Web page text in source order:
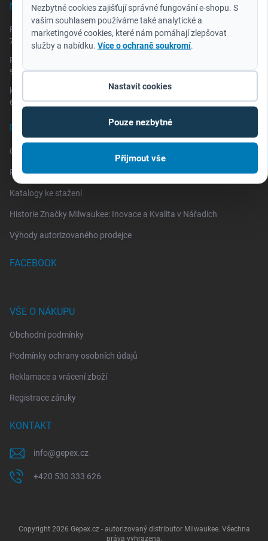
Nezbytné cookies zajišťují správné fungování e-shopu. S
vaším souhlasem používáme také analytické a
marketingové cookies, které nám pomáhají zlepšovat
služby a nabídku. Více o ochraně soukromí.
Nastavit cookies
Pouze nezbytné
Přijmout vše
NOVINKY
Redemption Classic - akumulátor za 2 koruny
7.7.2026
REDEMPTION NA MAXIMUM repro/rádio za 2 Kč
9.3.2026
katalog HD NEWS pro SRPEN 2025 až LEDEN 2026
6.8.2025
PRAKTICKÉ INFORMACE
One Key
Reklamace a vrácení zboží
Katalogy ke stažení
Historie Značky Milwaukee: Inovace a Kvalita v Nářadích
Výhody autorizovaného prodejce
FACEBOOK
VŠE O NÁKUPU
Obchodní podmínky
Podmínky ochrany osobních údajů
Reklamace a vrácení zboží
Registrace záruky
KONTAKT
info@gepex.cz
+420 530 333 626
Copyright 2026 Gepex.cz - autorizovaný distributor Milwaukee. Všechna
práva vyhrazena.